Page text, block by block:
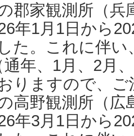
郡家観測所（
年1月1日から
た。これに伴い
通年、1月、2月
りますので、
高野観測所（
年3月1日から